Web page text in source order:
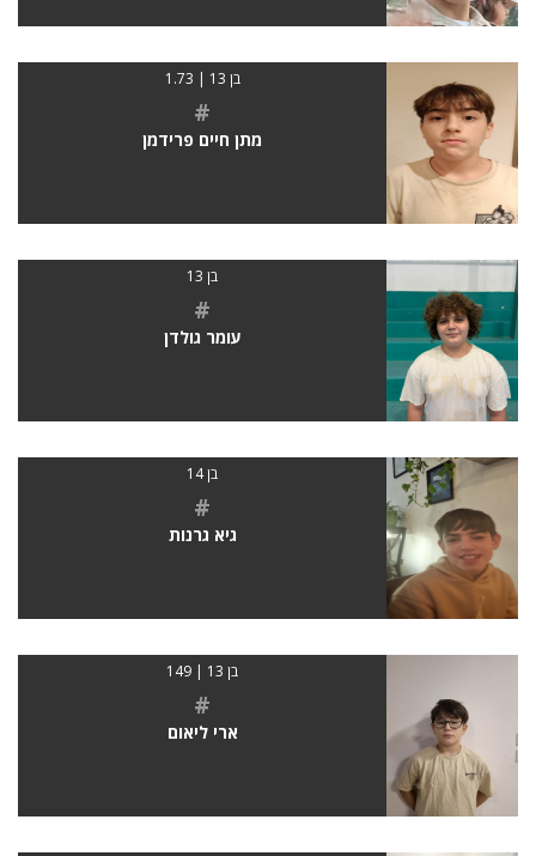
בן 13 | 1.73
#
מתן חיים פרידמן
בן 13
#
עומר גולדן
בן 14
#
גיא גרנות
בן 13 | 149
#
ארי ליאום